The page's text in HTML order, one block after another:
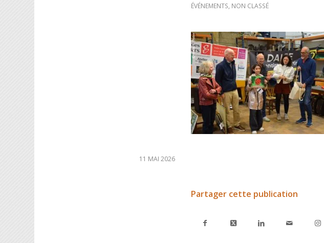
ÉVÉNEMENTS, NON CLASSÉ
11 MAI 2026
Partager cette publication